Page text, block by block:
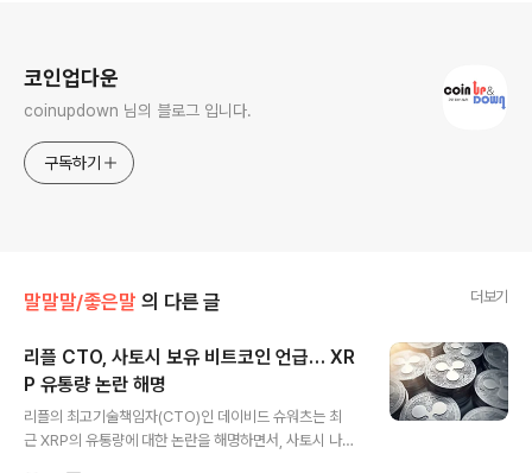
코인업다운
coinupdown 님의 블로그 입니다.
구독하기
말말말/좋은말 의 다른 글 더보기
리플 CTO, 사토시 보유 비트코인 언급… XR
P 유통량 논란 해명
리플의 최고기술책임자(CTO)인 데이비드 슈워츠는 최
근 XRP의 유통량에 대한 논란을 해명하면서, 사토시 나카